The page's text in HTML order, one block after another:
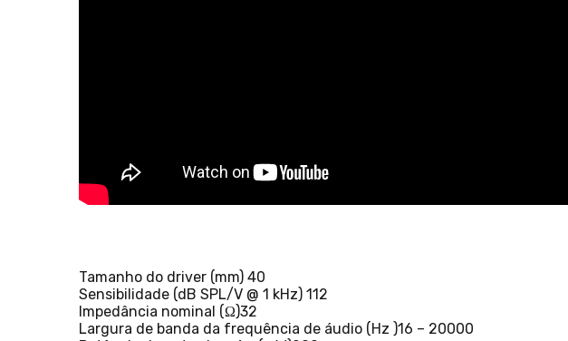
Tamanho do driver (mm) 40
Sensibilidade (dB SPL/V @ 1 kHz) 112
Impedância nominal (Ω)32
Largura de banda da frequência de áudio (Hz )16 – 20000